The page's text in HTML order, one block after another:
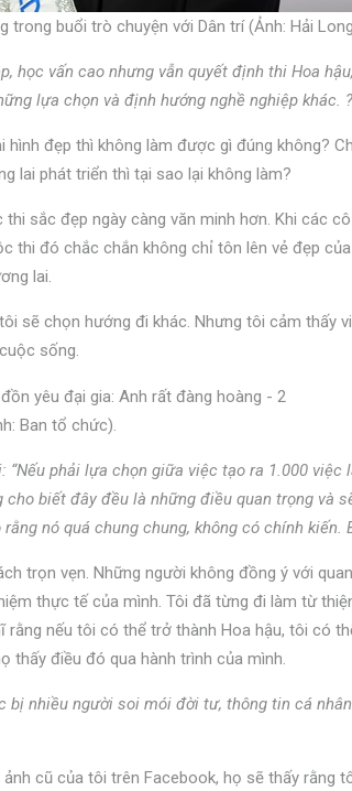
trong buổi trò chuyện với Dân trí (Ảnh: Hải
học vấn cao nhưng vẫn quyết định thi Hoa
lựa chọn và định hướng nghề nghiệp khác. ?
đẹp thì không làm được gì đúng không?
lai phát triển thì tại sao lại không làm?
sắc đẹp ngày càng văn minh hơn. Khi các
thi đó chắc chắn không chỉ tôn lên vẻ đẹp
lai.
sẽ chọn hướng đi khác. Nhưng tôi cảm thấy
sống.
Ban tổ chức).
phải lựa chọn giữa việc tạo ra 1.000 việc
cho biết đây đều là những điều quan trọng và
nó quá chung chung, không có chính kiến.
trọn vẹn. Những người không đồng ý với
thực tế của mình. Tôi đã từng đi làm từ
rằng nếu tôi có thể trở thành Hoa hậu, tôi có
thấy điều đó qua hành trình của mình.
bị nhiều người soi mói đời tư, thông tin cá
cũ của tôi trên Facebook, họ sẽ thấy rằng